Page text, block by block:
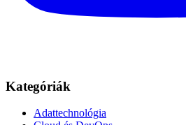
Kategóriák
Adattechnológia